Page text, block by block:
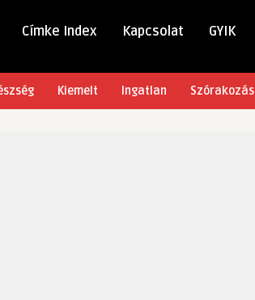
Címke Index Kapcsolat GYIK
Kiemelt Ingatlan Szórakozás